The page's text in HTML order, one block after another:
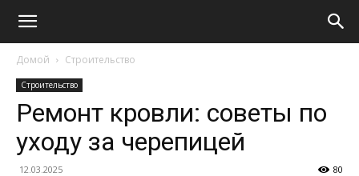
Домой Строительство
Строительство
Ремонт кровли: советы по
уходу за черепицей
12.03.2025 80